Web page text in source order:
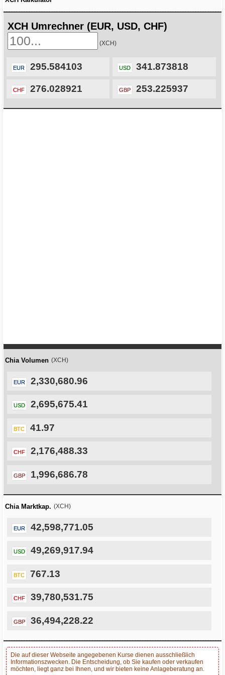
XCH Umrechner (EUR, USD, CHF)
(XCH)
EUR 295.584103 USD 341.873818
CHF 276.028921 GBP 253.225937
Chia Volumen (XCH)
EUR 2,330,680.96
USD 2,695,675.41
BTC 41.97
CHF 2,176,488.33
GBP 1,996,686.78
Chia Marktkap. (XCH)
EUR 42,598,771.05
USD 49,269,917.94
BTC 767.13
CHF 39,780,531.75
GBP 36,494,228.22
Die auf dieser Webseite angegebenen Kurse dienen ausschließlich
Informationszwecken. Die Entscheidung, ob Sie kaufen oder verkaufen
möchten, liegt ganz bei Ihnen, und wir bieten keine Anlageberatung an.